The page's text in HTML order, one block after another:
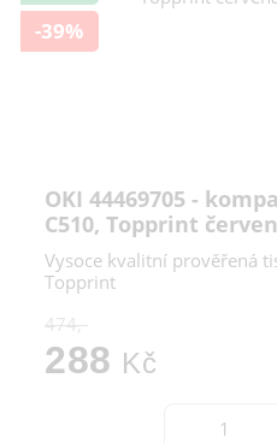
-39%
OKI 44469705 -
C510, Topprint
Vysoce kvalitní prověřená
Topprint
474,-
288 Kč